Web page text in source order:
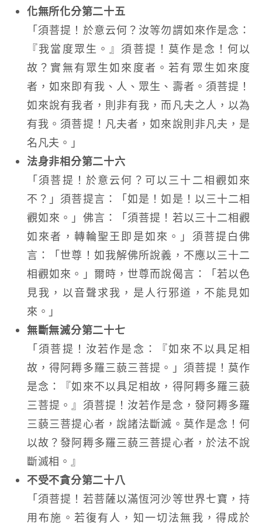
化無所化分第二十五
「須菩提！於意云何？汝等勿謂如來作是念：
『我當度眾生。』須菩提！莫作是念！何以
故？實無有眾生如來度者。若有眾生如來度
者，如來即有我、人、眾生、壽者。須菩提！
如來說有我者，則非有我，而凡夫之人，以為
有我。須菩提！凡夫者，如來說則非凡夫，是
名凡夫。」
法身非相分第二十六
「須菩提！於意云何？可以三十二相觀如來
不？」須菩提言：「如是！如是！以三十二相
觀如來。」佛言：「須菩提！若以三十二相觀
如來者，轉輪聖王即是如來。」須菩提白佛
言：「世尊！如我解佛所說義，不應以三十二
相觀如來。」爾時，世尊而說偈言：「若以色
見我，以音聲求我，是人行邪道，不能見如
來。」
無斷無滅分第二十七
「須菩提！汝若作是念：『如來不以具足相
故，得阿耨多羅三藐三菩提。」須菩提！莫作
是念：『如來不以具足相故，得阿耨多羅三藐
三菩提。』須菩提！汝若作是念，發阿耨多羅
三藐三菩提心者，說諸法斷滅。莫作是念！何
以故？發阿耨多羅三藐三菩提心者，於法不說
斷滅相。』
不受不貪分第二十八
「須菩提！若菩薩以滿恆河沙等世界七寶，持
用布施。若復有人，知一切法無我，得成於